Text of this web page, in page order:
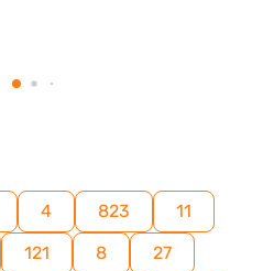
4 823
11
121 8
27